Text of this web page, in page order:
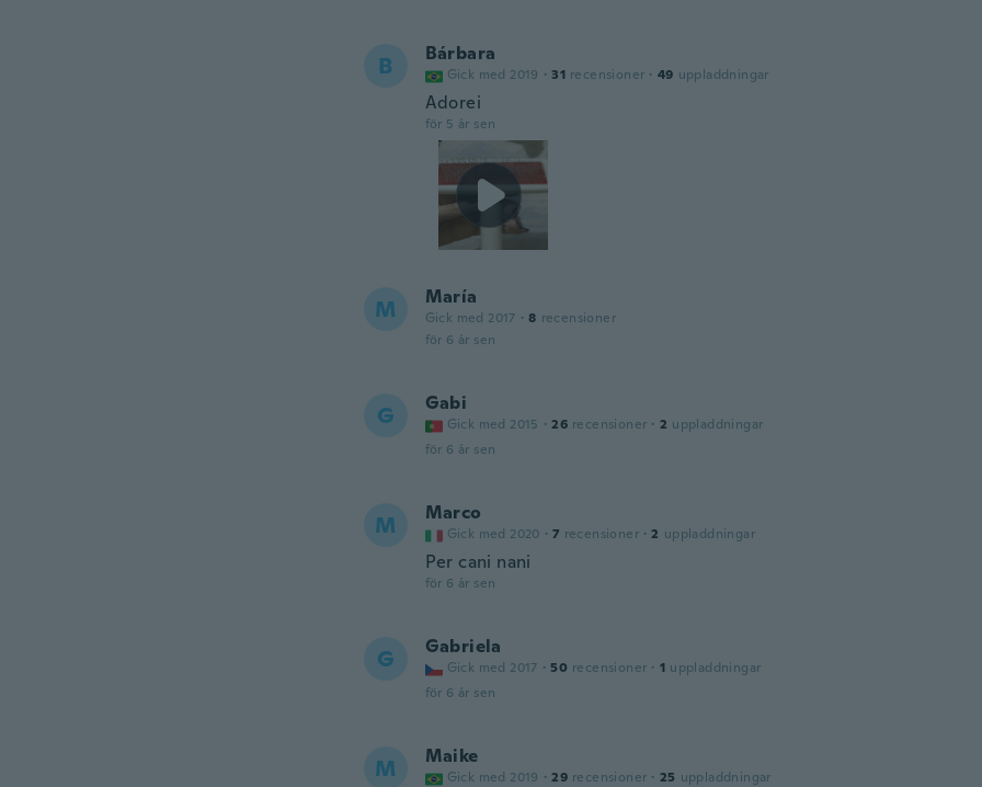
B Bárbara
Gick med 2019 · 31 recensioner · 49 uppladdningar
Adorei
för 5 år sen
M María
Gick med 2017 · 8 recensioner
för 6 år sen
G Gabi
Gick med 2015 · 26 recensioner · 2 uppladdningar
för 6 år sen
M Marco
Gick med 2020 · 7 recensioner · 2 uppladdningar
Per cani nani
för 6 år sen
G Gabriela
Gick med 2017 · 50 recensioner · 1 uppladdningar
för 6 år sen
M Maike
Gick med 2019 · 29 recensioner · 25 uppladdningar